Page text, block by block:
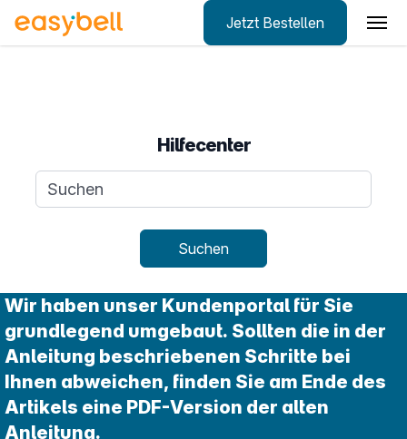
Jetzt Bestellen
Hilfecenter
Suchanfrage
Suchen
Wir haben unser Kundenportal für Sie
grundlegend umgebaut. Sollten die in der
Anleitung beschriebenen Schritte bei
Ihnen abweichen, finden Sie am Ende des
Artikels eine PDF-Version der alten
Anleitung.